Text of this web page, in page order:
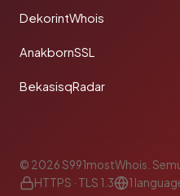
DekorintWhois
AnakbornSSL
BekasisqRadar
© 2026 S991mostWhois.
HTTPS · TLS 1.3
1